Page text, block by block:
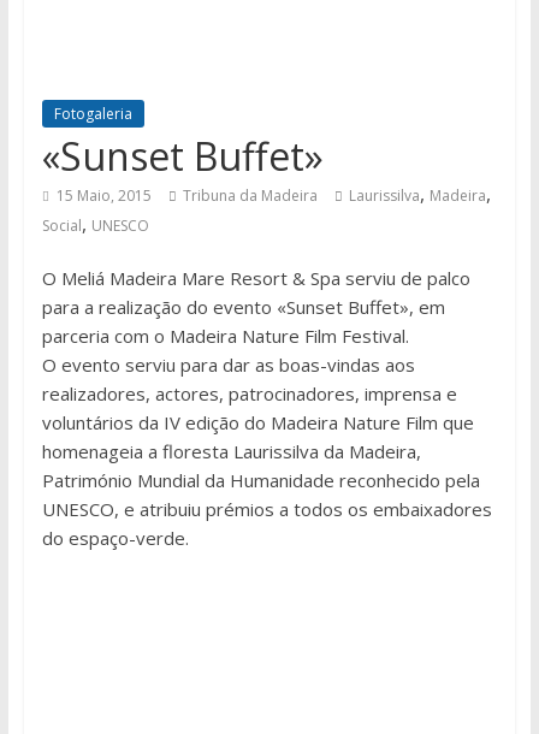
Fotogaleria
«Sunset Buffet»
15 Maio, 2015 Tribuna da Madeira Laurissilva, Madeira,
Social, UNESCO
O Meliá Madeira Mare Resort & Spa serviu de palco
para a realização do evento «Sunset Buffet», em
parceria com o Madeira Nature Film Festival.
O evento serviu para dar as boas-vindas aos
realizadores, actores, patrocinadores, imprensa e
voluntários da IV edição do Madeira Nature Film que
homenageia a floresta Laurissilva da Madeira,
Património Mundial da Humanidade reconhecido pela
UNESCO, e atribuiu prémios a todos os embaixadores
do espaço-verde.